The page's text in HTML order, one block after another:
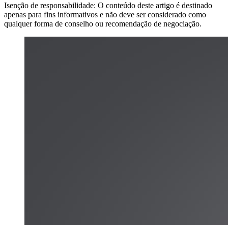
Isenção de responsabilidade: O conteúdo deste artigo é destinado
apenas para fins informativos e não deve ser considerado como
qualquer forma de conselho ou recomendação de negociação.